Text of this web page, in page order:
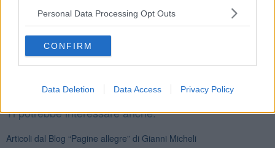
Personal Data Processing Opt Outs
CONFIRM
Data Deletion Data Access Privacy Policy
Se vuoi leggere le notizie principali della Toscana iscriviti alla
Newsletter QUInews - ToscanaMedia.Arriva gratis tutti i giorni
Basta cliccare QUI
Ti potrebbe interessare anche:
Articoli dal Blog “Pagine allegre” di Gianni Micheli